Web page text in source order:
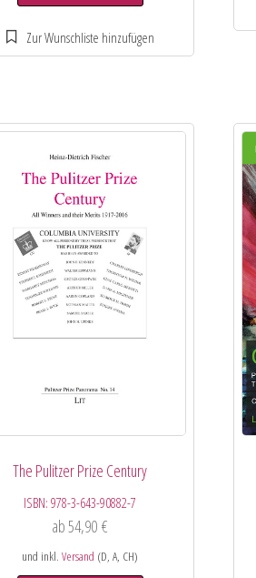
The Pulitzer Prize Century
ISBN:978-3-643-90882-7
ab54,90€
und inkl.Versand (D, A, CH)